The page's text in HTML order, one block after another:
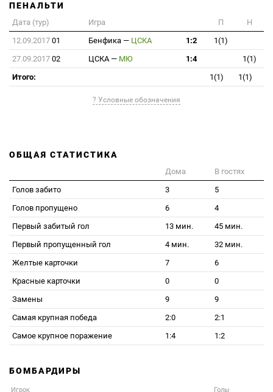
ПЕНАЛЬТИ
Дата (тур) Игра П
Н
12.09.2017 01 Бенфика — ЦСКА 1:2
1(1)
27.09.2017 02 ЦСКА — МЮ 1:4
1(1)
Итого:
1(1) 1(1)
? Условные обозначения
ОБЩАЯ СТАТИСТИКА
Дома
В гостях
Голов забито
3
5
Голов пропущено
6
4
Первый забитый гол
13 мин.
45 мин.
Первый пропущенный гол
4 мин.
32 мин.
Желтые карточки
7
6
Красные карточки
0
0
Замены
9
9
Самая крупная победа
2:0
2:1
Самое крупное поражение
1:4 1:2
БОМБАРДИРЫ
Игрок Голы